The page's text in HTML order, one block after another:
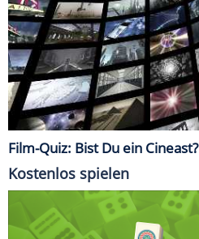
Film-Quiz: Bist Du ein Cineast?
Kostenlos spielen